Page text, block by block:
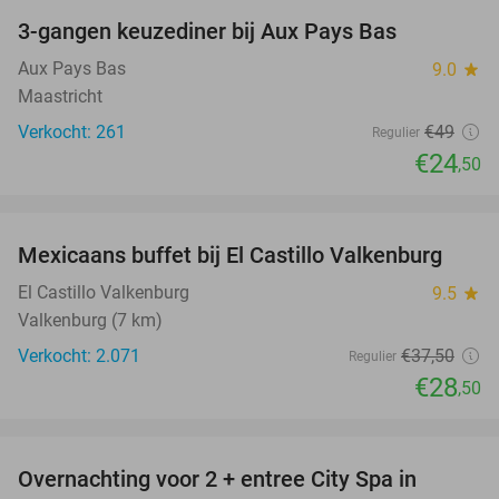
3-gangen keuzediner bij Aux Pays Bas
Aux Pays Bas 9.0 star
Maastricht
Verkocht: 261
Regulier €49
€24,50
24%
Mexicaans buffet bij El Castillo Valkenburg
El Castillo Valkenburg 9.5 star
Valkenburg (7 km)
Verkocht: 2.071
Regulier €37,50
€28,50
Overnachting voor 2 + entree City Spa in